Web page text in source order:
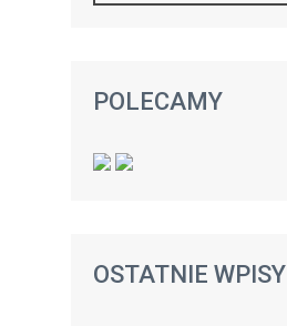
POLECAMY
OSTATNIE WPISY